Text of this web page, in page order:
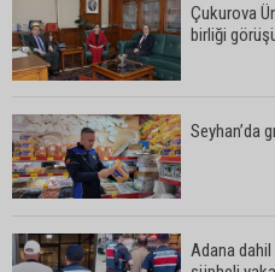
Çukurova
birliği
Seyhan’da
Adana